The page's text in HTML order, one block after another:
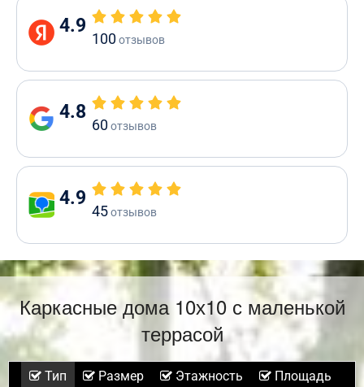
4.9
100отзывов
4.8
60отзывов
4.9
45отзывов
Каркасные дома 10х10 с маленькой
террасой
Тип Размер Этажность
Площадь